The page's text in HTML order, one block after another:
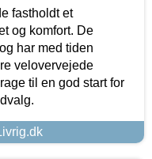
fastholdt et
og komfort. De
har med tiden
velovervejede
til en god start for